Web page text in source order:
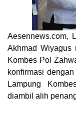
Aesennews.com,
Akhmad Wiyagus
Kombes Pol
konfirmasi
Lampung
diambil alih